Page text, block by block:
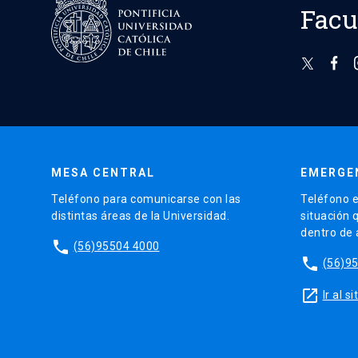
MESA CENTRAL
Teléfono para comunicarse con las
distintas áreas de la Universidad.
phone (56)95504 4000
Teléfono
situación
dentro de
phone
launch Ir al